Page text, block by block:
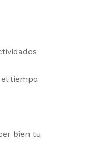
tiempo
bien tu